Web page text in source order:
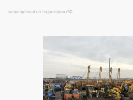
запрещённой на территории РФ